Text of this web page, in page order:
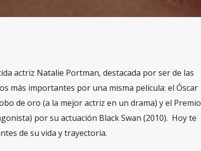
actriz Natalie Portman, destacada por ser de las
más importantes por una misma película: el Óscar
de oro (a la mejor actriz en un drama) y el Premio
por su actuación Black Swan (2010). Hoy te
de su vida y trayectoria.